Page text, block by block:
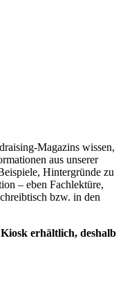
Magazins wissen,
aus unserer
Hintergründe zu
– eben Fachlektüre,
bzw. in den
erhältlich, deshalb